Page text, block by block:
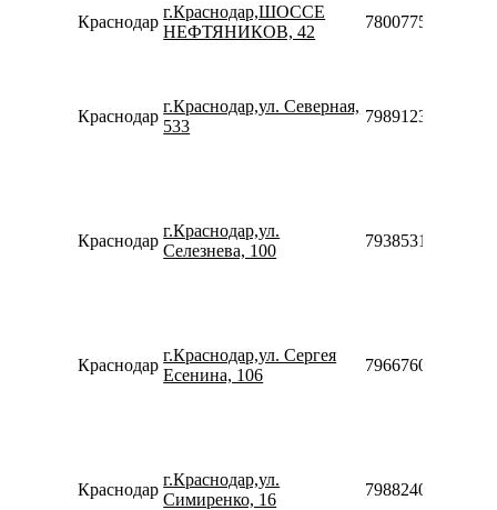
Краснодар
г.Краснодар,ШОССЕ
НЕФТЯНИКОВ, 42
78007753553
Краснодар
г.Краснодар,ул. Северная,
533
79891236039
Краснодар
г.Краснодар,ул.
Селезнева, 100
79385315999
Краснодар
г.Краснодар,ул. Сергея
Есенина, 106
79667604707
Краснодар
г.Краснодар,ул.
Симиренко, 16
79882402122